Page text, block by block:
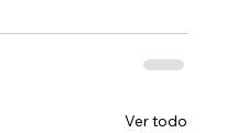
Ver todo